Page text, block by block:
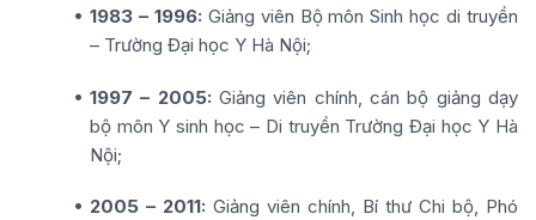
1983 – 1996: Giảng viên Bộ môn Sinh học di truyền
– Trường Đại học Y Hà Nội;
1997 – 2005: Giảng viên chính, cán bộ giảng dạy
bộ môn Y sinh học – Di truyền Trường Đại học Y Hà
Nội;
2005 – 2011: Giảng viên chính, Bí thư Chi bộ, Phó